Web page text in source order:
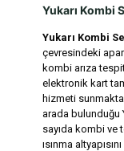
Yukarı Kombi
Yukarı Kombi
çevresindeki
kombi arıza
elektronik kart
hizmeti
arada bulunduğu
sayıda kombi ve
ısınma